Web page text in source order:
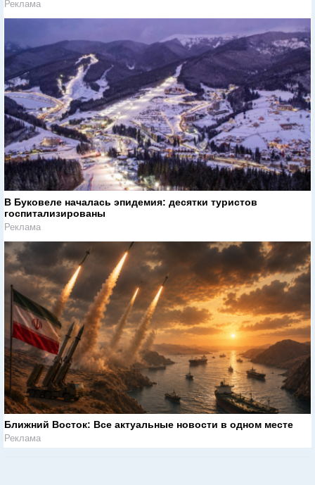
Реклама
В Буковеле началась эпидемия: десятки туристов
госпитализированы
Реклама
Ближний Восток: Все актуальные новости в одном месте
Реклама